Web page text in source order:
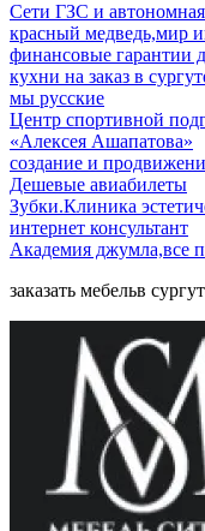
Сети ГЗС и
красный медведь,мир
финансовые гарантии
кухни на заказ в
мы русские
Центр спортивной
«Алексея Ашапатова»
создание и
Дешевые авиабилеты
Зубки.Клиника
интернет консультант
Академия джумла,все
заказать мебельв